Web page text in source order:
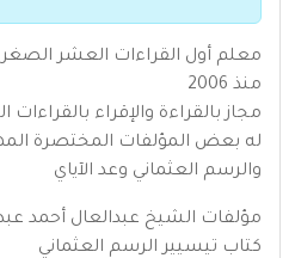
معلم أول القراءات العشر
منذ 2006
مجاز بالقراءة والإقراء
له بعض المؤلفات المختصرة
والرسم العثماني وعد الآياي
مؤلفات الشيخ عبدالعال أحمد
كتاب تيسيير الرسم العثماني